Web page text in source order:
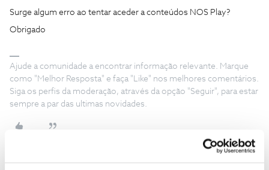
Surge algum erro ao tentar aceder a conteúdos NOS Play?
Obrigado
Ajude a comunidade a encontrar informação relevante. Marque
como "Melhor Resposta" e faça "Like" nos melhores comentários.
Siga os perfis da moderação, através da opção "Seguir", para estar
sempre a par das ultimas novidades.